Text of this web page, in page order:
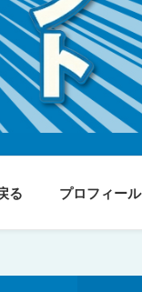
る プロフィール